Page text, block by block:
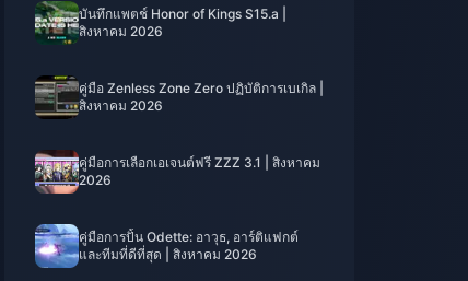
บันทึกแพตช์ Honor of Kings S15.a |
สิงหาคม 2026
คู่มือ Zenless Zone Zero ปฏิบัติการเบเกิล |
สิงหาคม 2026
คู่มือการเลือกเอเจนต์ฟรี ZZZ 3.1 | สิงหาคม
2026
คู่มือการปั้น Odette: อาวุธ, อาร์ติแฟกต์
และทีมที่ดีที่สุด | สิงหาคม 2026